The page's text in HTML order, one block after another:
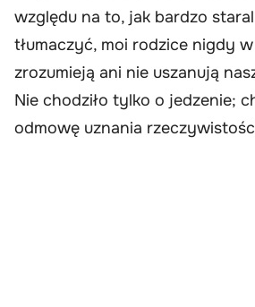
względu na to, jak bardzo
tłumaczyć, moi rodzice nigdy w
zrozumieją ani nie uszanują
Nie chodziło tylko o jedzenie;
odmowę uznania